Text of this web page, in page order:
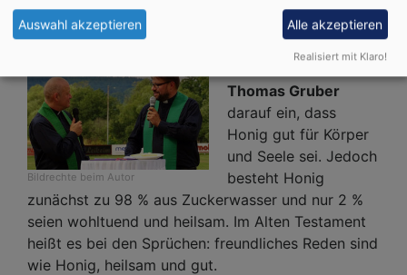
Sportplatz in Schwürbitz
Bildrechte beim Autor
Thomas Gruber
darauf ein, dass
Honig gut für Körper
und Seele sei. Jedoch
besteht Honig
zunächst zu 98 % aus Zuckerwasser und nur 2 %
seien wohltuend und heilsam. Im Alten Testament
heißt es bei den Sprüchen: freundliches Reden sind
wie Honig, heilsam und gut.
Auswahl akzeptieren Alle akzeptieren
Realisiert mit Klaro!